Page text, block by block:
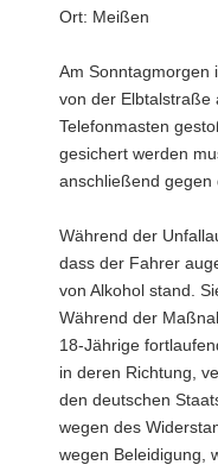
Ort: Meißen
Am Sonntagmorgen
von der Elbtalstraße
Telefonmasten
gesichert werden
anschließend gegen
Während der
dass der Fahrer
von Alkohol stand.
Während der
18-Jährige
in deren Richtung,
den deutschen
wegen des
wegen Beleidigung,